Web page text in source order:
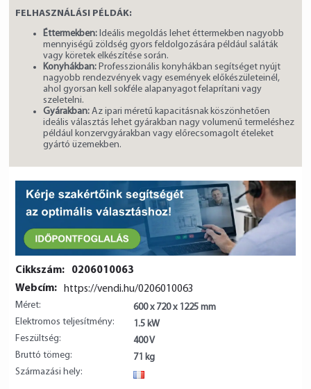
FELHASZNÁLÁSI PÉLDÁK:
Éttermekben:Ideális megoldás lehet éttermekben nagyobb
mennyiségű zöldség gyors feldolgozására például saláták
vagy köretek elkészítése során.
Konyhákban:Professzionális konyhákban segítséget nyújt
nagyobb rendezvények vagy események előkészületeinél,
ahol gyorsan kell sokféle alapanyagot felaprítani vagy
szeletelni.
Gyárakban:Az ipari méretű kapacitásnak köszönhetően
ideális választás lehet gyárakban nagy volumenű termeléshez
például konzervgyárakban vagy előrecsomagolt ételeket
gyártó üzemekben.
Cikkszám:
0206010063
Webcím:
https://vendi.hu/0206010063
Méret:
600 x 720 x 1225 mm
Elektromos teljesítmény:
1.5 kW
Feszültség:
400 V
Bruttó tömeg:
71 kg
Származási hely: